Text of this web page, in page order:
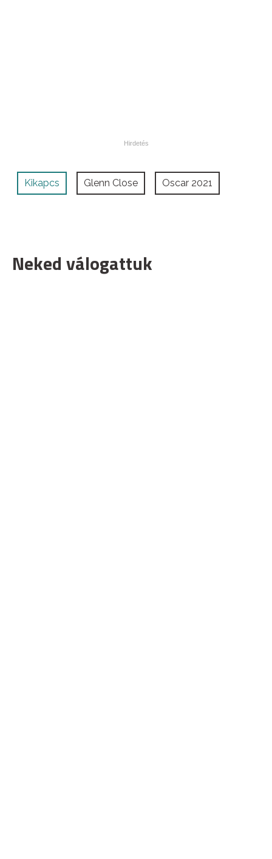
Kikapcs Glenn Close Oscar 2021
Neked válogattuk